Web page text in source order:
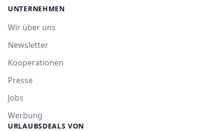
UNTERNEHMEN
Wir über uns
Newsletter
Kooperationen
Presse
Jobs
Werbung
URLAUBSDEALS VON